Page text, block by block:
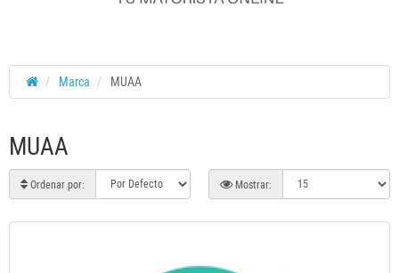
Marca MUAA
MUAA
Ordenar por: Mostrar: